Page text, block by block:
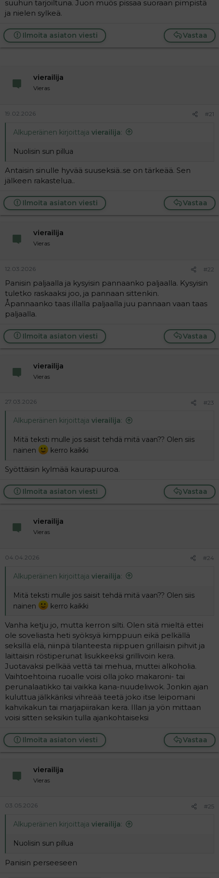
suuhun tarjoiltuna. Juon muös pissaa suoraan pimpistä
ja nielen sylkeä.
Vastaa
Ilmoita asiaton viesti
vierailija
Vieras
19.02.2026 #21
Alkuperäinen kirjoittaja vierailija:
Nuolisin sun pillua
Antaisin sinulle hyvää suuseksiä..se on tärkeää. Sen
jälkeen rakastelua..
Vastaa
Ilmoita asiaton viesti
vierailija
Vieras
12.03.2026 #22
Panisin paljaalla ja kysyisin pannaanko paljaalla. Kysyisin
tuletko raskaaksi joo, ja pannaan sittenkin.
Åpannaanko taas illalla paljaalla juu pannaan vaan taas
paljaalla.
Vastaa
Ilmoita asiaton viesti
vierailija
Vieras
27.03.2026 #23
Alkuperäinen kirjoittaja vierailija:
Mitä teksti mulle jos saisit tehdä mitä vaan?? Olen siis
nainen
kerro kaikki
Syöttäisin kylmää kaurapuuroa.
Vastaa
Ilmoita asiaton viesti
vierailija
Vieras
04.04.2026 #24
Alkuperäinen kirjoittaja vierailija:
Mitä teksti mulle jos saisit tehdä mitä vaan?? Olen siis
nainen
kerro kaikki
Vanha ketju jo, mutta kerron silti. Olen sitä mieltä ettei
ole soveliasta heti syöksyä kimppuun eikä pelkällä
seksillä elä, niinpä tilanteesta riippuen grillaisin pihvit ja
laittaisin röstiperunat lisukkeeksi grillivoin kera.
Juotavaksi pelkää vettä tai mehua, muttei alkoholia.
Vaihtoehtoina ruoalle voisi olla joko makaroni- tai
perunalaatikko tai vaikka kana-nuudeliwok. Jonkin ajan
kuluttua jälkkäriksi vihreää teetä joko itse leipomani
kahvikakun tai marjapiirakan kera. Illan ja yön mittaan
voisi sitten seksikin tulla ajankohtaiseksi
Vastaa
Ilmoita asiaton viesti
vierailija
Vieras
03.05.2026 #25
Alkuperäinen kirjoittaja vierailija:
Nuolisin sun pillua
Panisin perseeseen